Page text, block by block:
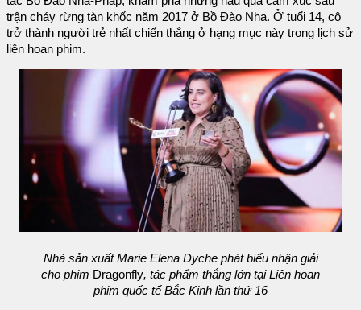
trận cháy rừng tàn khốc năm 2017 ở Bồ Đào Nha. Ở tuổi 14, cô
trở thành người trẻ nhất chiến thắng ở hạng mục này trong lịch sử
liên hoan phim.
Nhà sản xuất Marie Elena Dyche phát biểu nhận giải
cho phim Dragonfly, tác phẩm thắng lớn tại Liên hoan
phim quốc tế Bắc Kinh lần thứ 16